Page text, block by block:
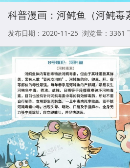
科普活动
科普漫画：河鲀鱼（河鲀毒
发布日期：2020-11-25 浏览量： 3361